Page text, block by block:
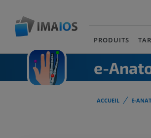
PRODUITS
e-
ACCUEIL E-